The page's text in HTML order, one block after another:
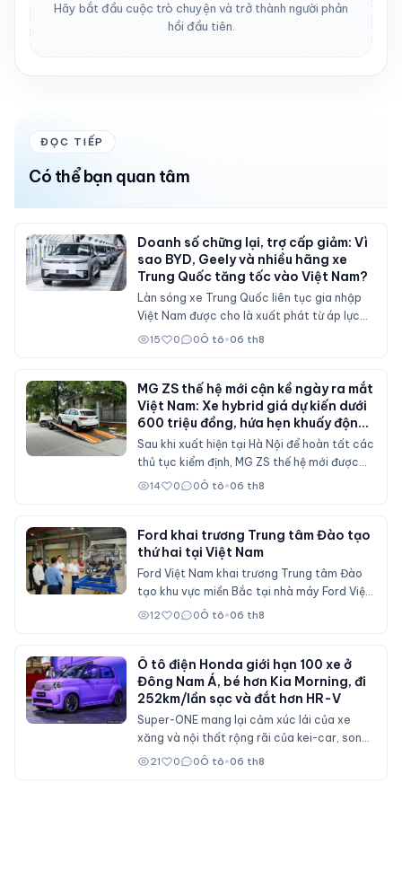
Hãy bắt đầu cuộc trò chuyện và trở thành người phản
hồi đầu tiên.
ĐỌC TIẾP
Có thể bạn quan tâm
Doanh số chững lại, trợ cấp giảm: Vì
sao BYD, Geely và nhiều hãng xe
Trung Quốc tăng tốc vào Việt Nam?
Làn sóng xe Trung Quốc liên tục gia nhập
Việt Nam được cho là xuất phát từ áp lực
doanh số tại thị trường nội địa, nơi sức mua
15 0 0Ô tô•06 th8
MG ZS thế hệ mới cận kề ngày ra mắt
Việt Nam: Xe hybrid giá dự kiến dưới
600 triệu đồng, hứa hẹn khuấy động
phân khúc SUV cỡ B
Sau khi xuất hiện tại Hà Nội để hoàn tất các
thủ tục kiểm định, MG ZS thế hệ mới được
cho là sẽ sớm mở bán tại Việt Nam với nhiều
trực tiếp Mitsubishi Xforce, Kia Seltos và
Honda HR-V.
14 0 0Ô tô•06 th8
Ford khai trương Trung tâm Đào tạo
thứ hai tại Việt Nam
Ford Việt Nam khai trương Trung tâm Đào
tạo khu vực miền Bắc tại nhà máy Ford Việt
Nam (Hải Phòng), đóng vai trò đào tạo cho
12 0 0Ô tô•06 th8
Ô tô điện Honda giới hạn 100 xe ở
Đông Nam Á, bé hơn Kia Morning, đi
252km/lần sạc và đắt hơn HR-V
Super-ONE mang lại cảm xúc lái của xe
xăng và nội thất rộng rãi của kei-car, song
không dành cho số đông bởi giá bán ngang
21 0 0Ô tô•06 th8